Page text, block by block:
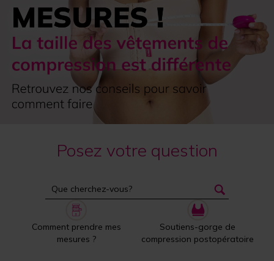
Posez votre question
Comment prendre mes
mesures ?
Soutiens-gorge de
compression postopératoire